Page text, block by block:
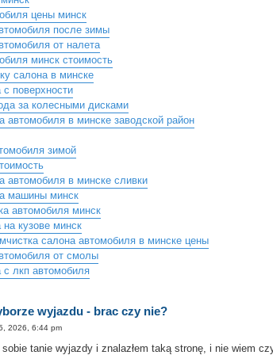
цены минск
после зимы
от налета
минск стоимость
салона в минске
поверхности
за колесными дисками
автомобиля в минске заводской район
зимой
автомобиля в минске сливки
машины минск
автомобиля минск
кузове минск
салона автомобиля в минске цены
от смолы
лкп автомобиля
wyjazdu - brac czy nie?
2026, 6:44 pm
tanie wyjazdy i znalazłem taką stronę, i nie wiem